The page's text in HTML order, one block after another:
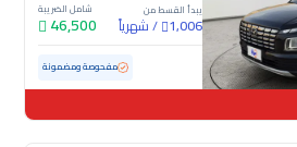
يبدأ القسط من
1,006
/شهرياً
شامل الضريبة
46,500
مفحوصة ومضمونة